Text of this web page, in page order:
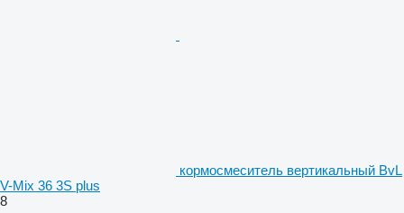
кормосмеситель вертикальный BvL
V-Mix 36 3S plus
8